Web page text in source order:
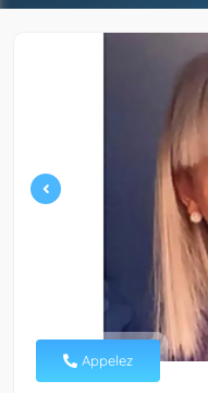
Appelez